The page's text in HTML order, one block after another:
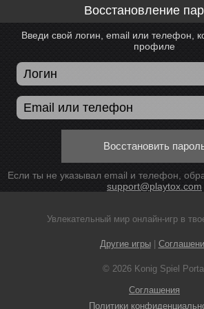
Восстановление
Введи свой логин, email или телефон,
профиле
Восстановить
Если ты не указывал email и телефон,
support@playtox.com
Увлекательный мир онлайн-игр в
Другие игры|
© 2026 Konig Spiel Portal
Соглашения
Политики